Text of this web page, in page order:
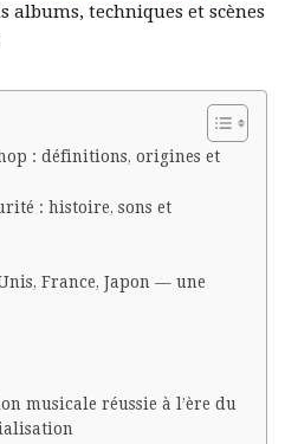
techniques et scènes
: définitions, origines et
: histoire, sons et
France, Japon — une
musicale réussie à l’ère du